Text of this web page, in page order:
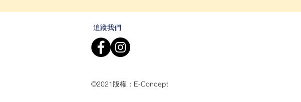
追蹤我們
©2021版權：E-Concept